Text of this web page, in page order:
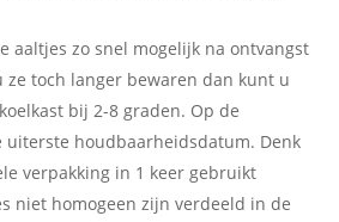
aaltjes zo snel mogelijk na ontvangst
ze toch langer bewaren dan kunt u
bij 2-8 graden. Op de
uiterste houdbaarheidsdatum. Denk
verpakking in 1 keer gebruikt
niet homogeen zijn verdeeld in de